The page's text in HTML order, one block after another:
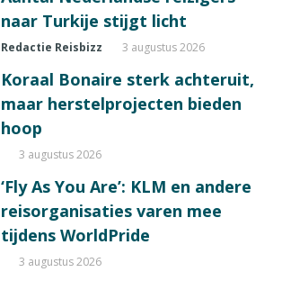
naar Turkije stijgt licht
Redactie Reisbizz 3 augustus 2026
Koraal Bonaire sterk achteruit,
maar herstelprojecten bieden
hoop
3 augustus 2026
‘Fly As You Are’: KLM en andere
reisorganisaties varen mee
tijdens WorldPride
3 augustus 2026